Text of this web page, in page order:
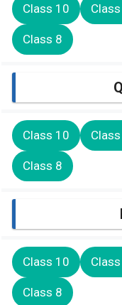
Class 10
Class 8
Class 10
Class 8
Class 10
Class 8